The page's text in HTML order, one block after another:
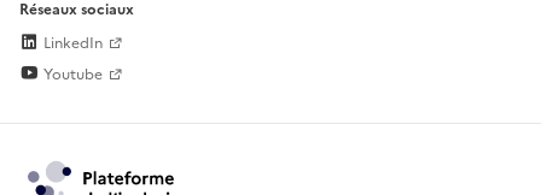
Réseaux sociaux
LinkedIn
Youtube